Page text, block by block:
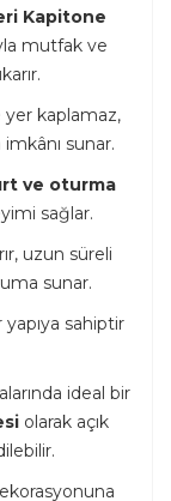
Kapitone
mutfak ve
kaplamaz,
sunar.
ve oturma
sağlar.
uzun süreli
sunar.
sahiptir
ideal bir
olarak açık